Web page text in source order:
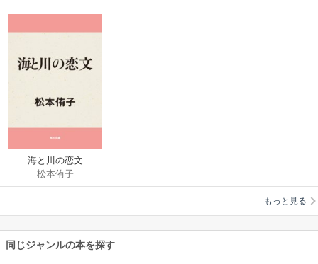
海と川の恋文
松本侑子
もっと見る
同じジャンルの本を探す